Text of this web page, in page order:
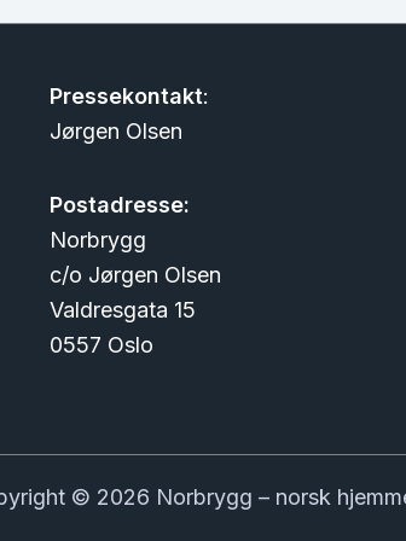
Pressekontakt:
Jørgen Olsen
Postadresse:
Norbrygg
c/o Jørgen Olsen
Valdresgata 15
0557 Oslo
© 2026 Norbrygg – norsk